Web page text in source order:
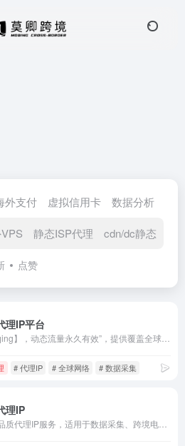
外支付 虚拟信用卡 数据分析
静态ISP代理 cdn/dc静态
点赞
理IP平台
# 代理IP # 全球网络 # 数据采集
理IP